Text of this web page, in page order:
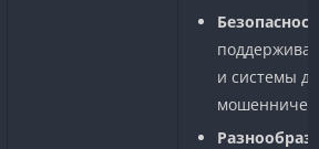
и системы